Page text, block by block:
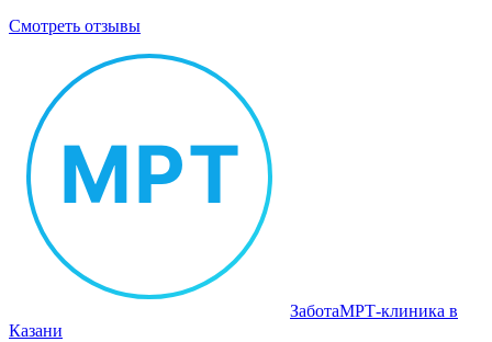
Смотреть отзывы
ЗаботаМРТ‑клиника в
Казани